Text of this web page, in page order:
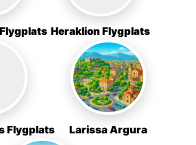
Heraklion Flygplats
Flygplats Larissa Argura